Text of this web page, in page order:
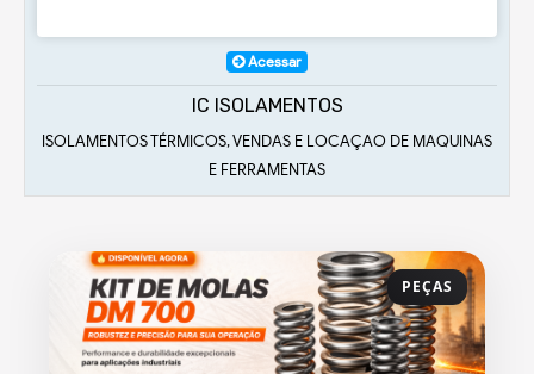
Acessar
IC ISOLAMENTOS
ISOLAMENTOS TÉRMICOS, VENDAS E LOCAÇAO DE MAQUINAS
E FERRAMENTAS
PEÇAS